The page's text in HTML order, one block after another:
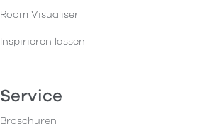
Room Visualiser
Inspirieren lassen
Service
Broschüren